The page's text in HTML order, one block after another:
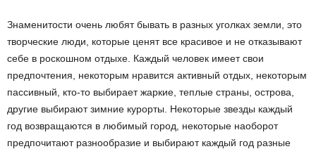
Знаменитости очень любят бывать в разных уголках земли, это
творческие люди, которые ценят все красивое и не отказывают
себе в роскошном отдыхе. Каждый человек имеет свои
предпочтения, некоторым нравится активный отдых, некоторым
пассивный, кто-то выбирает жаркие, теплые страны, острова,
другие выбирают зимние курорты. Некоторые звезды каждый
год возвращаются в любимый город, некоторые наоборот
предпочитают разнообразие и выбирают каждый год разные